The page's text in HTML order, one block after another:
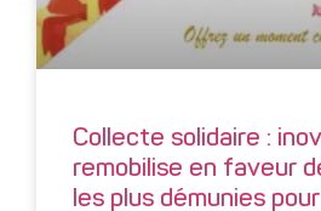
Collecte solidaire :
remobilise en faveur
les plus démunies